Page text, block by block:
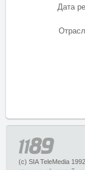
Дата
(c) SIA TeleMedia